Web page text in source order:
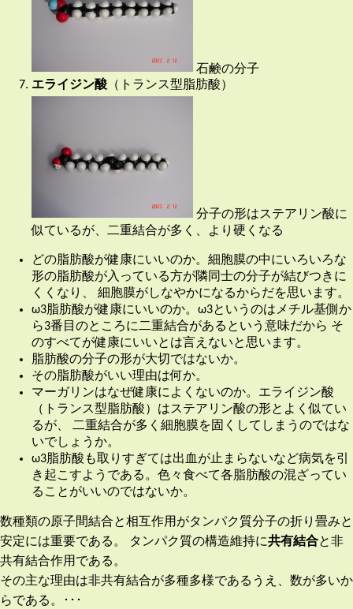
石鹸の分子
エライジン酸（トランス型脂肪酸）
分子の形はステアリン酸に
似ているが、二重結合が多く、より硬くなる
どの脂肪酸が健康にいいのか。細胞膜の中にいろいろな
形の脂肪酸が入っている方が隣同士の分子が結びつきに
くくなり、 細胞膜がしなやかになるからだを思います。
ω3脂肪酸が健康にいいのか。ω3というのはメチル基側か
ら3番目のところに二重結合があるという意味だから そ
のすべてが健康にいいとは言えないと思います。
脂肪酸の分子の形が大切ではないか。
その脂肪酸がいい理由は何か。
マーガリンはなぜ健康によくないのか。エライジン酸
（トランス型脂肪酸）はステアリン酸の形とよく似てい
るが、 二重結合が多く細胞膜を固くしてしまうのではな
いでしょうか。
ω3脂肪酸も取りすぎては出血が止まらないなど病気を引
き起こすようである。色々食べて各脂肪酸の混ざってい
ることがいいのではないか。
数種類の原子間結合と相互作用がタンパク質分子の折り畳みと
安定には重要である。 タンパク質の構造維持に共有結合と非
共有結合作用である。
その主な理由は非共有結合が多種多様であるうえ、数が多いか
らである。･･･